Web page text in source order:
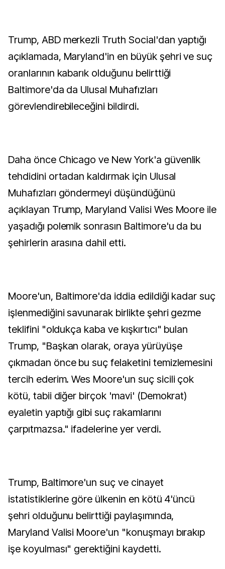
Trump, ABD merkezli Truth Social'dan yaptığı
açıklamada, Maryland'in en büyük şehri ve suç
oranlarının kabarık olduğunu belirttiği
Baltimore'da da Ulusal Muhafızları
görevlendirebileceğini bildirdi.
Daha önce Chicago ve New York'a güvenlik
tehdidini ortadan kaldırmak için Ulusal
Muhafızları göndermeyi düşündüğünü
açıklayan Trump, Maryland Valisi Wes Moore ile
yaşadığı polemik sonrasın Baltimore'u da bu
şehirlerin arasına dahil etti.
Moore'un, Baltimore'da iddia edildiği kadar suç
işlenmediğini savunarak birlikte şehri gezme
teklifini "oldukça kaba ve kışkırtıcı" bulan
Trump, "Başkan olarak, oraya yürüyüşe
çıkmadan önce bu suç felaketini temizlemesini
tercih ederim. Wes Moore'un suç sicili çok
kötü, tabii diğer birçok 'mavi' (Demokrat)
eyaletin yaptığı gibi suç rakamlarını
çarpıtmazsa." ifadelerine yer verdi.
Trump, Baltimore'un suç ve cinayet
istatistiklerine göre ülkenin en kötü 4'üncü
şehri olduğunu belirttiği paylaşımında,
Maryland Valisi Moore'un "konuşmayı bırakıp
işe koyulması" gerektiğini kaydetti.